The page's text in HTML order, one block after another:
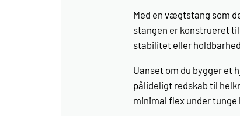
Med en vægtstang som
stangen er konstrueret
stabilitet eller
Uanset om du bygger et
pålideligt redskab til
minimal flex under